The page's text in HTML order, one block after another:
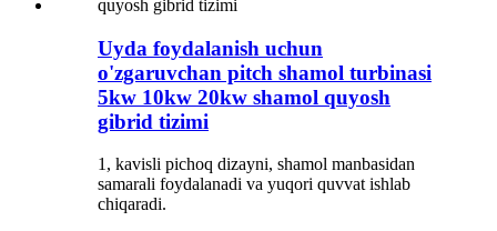
Uyda foydalanish uchun
o'zgaruvchan pitch shamol turbinasi
5kw 10kw 20kw shamol quyosh
gibrid tizimi
1, kavisli pichoq dizayni, shamol manbasidan
samarali foydalanadi va yuqori quvvat ishlab
chiqaradi.